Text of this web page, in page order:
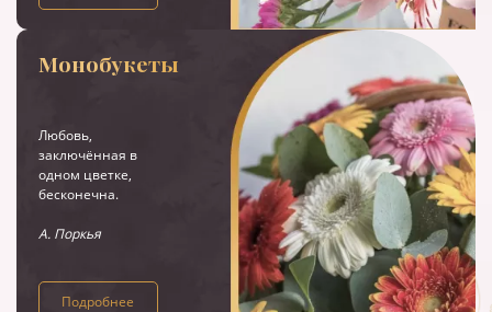
Монобукеты
Любовь,
заключённая в
одном цветке,
бесконечна.
А. Поркья
Подробнее